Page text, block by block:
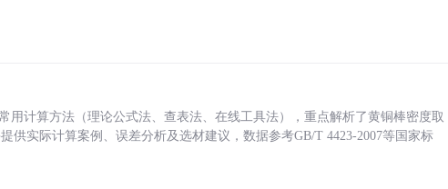
用计算方法（理论公式法、查表法、在线工具法），重点解析了黄铜棒密度取
供实际计算案例、误差分析及选材建议，数据参考GB/T 4423-2007等国家标